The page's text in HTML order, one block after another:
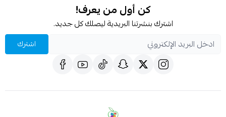
كن أول من يعرف!
اشترك بنشرتنا البريدية ليصلك كل جديد.
اشترك